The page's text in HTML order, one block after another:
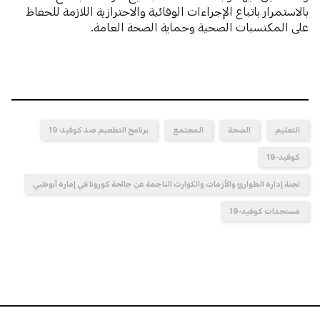
بالاستمرار باتباع الإجراءات الوقائية والاحترازية اللازمة للحفاظ
على المكتسبات الصحية وحماية الصحة العامة.
التعليم الصحة المجتمع برنامج التطعيم ضد كوفيد-19
كوفيد-19
لجنة إدارة الطوارئ والأزمات والكوارث الناجمة عن جائحة كورونا في إمارة أبوظبي
مستجدات كوفيد-19